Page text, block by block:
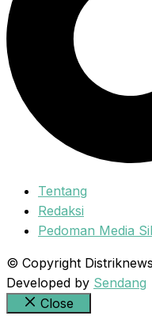
Tentang
Redaksi
Pedoman Media
© Copyright
Developed by Sendang
Close